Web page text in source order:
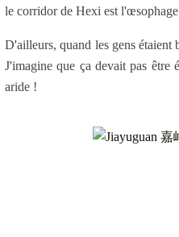
le corridor de Hexi est
D'ailleurs, quand les gens
J'imagine que ça devait pas être
aride !